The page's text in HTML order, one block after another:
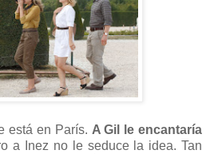
está en París. A Gil le encantaría
a Inez no le seduce la idea. Tan